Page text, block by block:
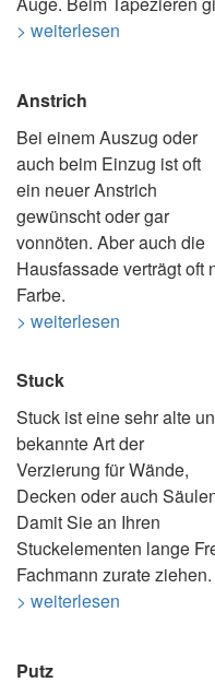
> weiterlesen
Anstrich
Bei einem Auszug oder
auch beim Einzug ist oft
ein neuer Anstrich
gewünscht oder gar
vonnöten. Aber auch die
Hausfassade verträgt oft
Farbe.
> weiterlesen
Stuck
Stuck ist eine sehr alte
bekannte Art der
Verzierung für Wände,
Decken oder auch
Damit Sie an Ihren
Stuckelementen lange
Fachmann zurate ziehen.
> weiterlesen
Putz